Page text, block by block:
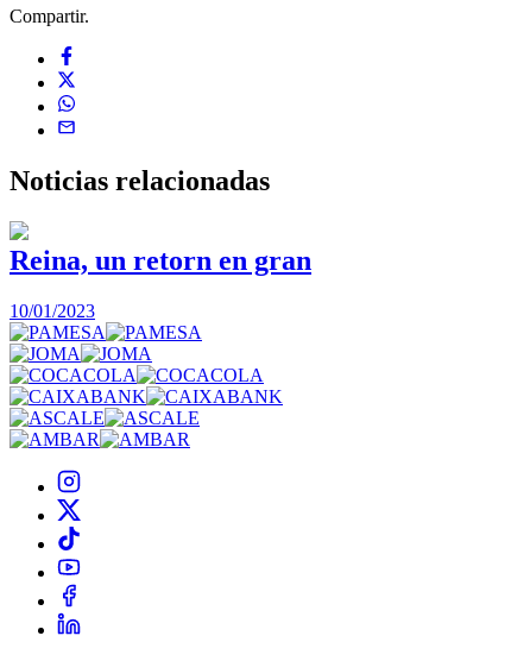
Compartir.
Noticias relacionadas
Reina, un retorn en gran
10/01/2023